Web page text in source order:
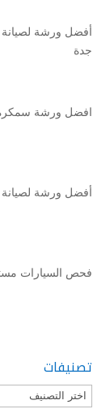
أفضل ورشة لصيانة
جدة
افضل ورشة
أفضل ورشة لصيانة
فحص السيارات
تصنيفات
تصنيفات